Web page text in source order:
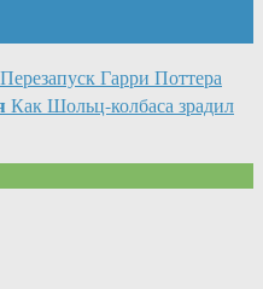
Перезапуск Гарри Поттера
Как Шольц-колбаса зрадил